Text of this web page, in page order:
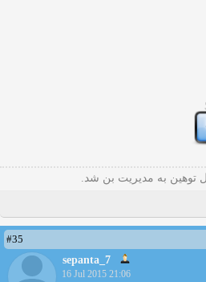
توهین به مدیریت بن شد.
#35
sepanta_7
16 Jul 2015 21:06